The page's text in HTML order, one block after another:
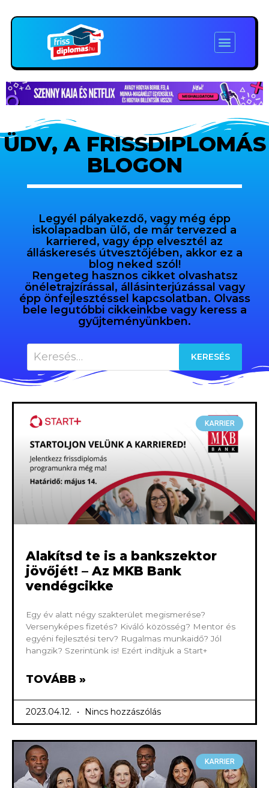
ÜDV, A FRISSDIPLOMÁS
BLOGON
Legyél pályakezdő, vagy még épp
iskolapadban ülő, de már tervezed a
karriered, vagy épp elvesztél az
álláskeresés útvesztőjében, akkor ez a
blog neked szól!
Rengeteg hasznos cikket olvashatsz
önéletrajzírással, állásinterjúzással vagy
épp önfejlesztéssel kapcsolatban. Olvass
bele legutóbbi cikkeinkbe vagy keress a
gyűjteményünkben.
KARRIER
Alakítsd te is a bankszektor
jövőjét! – Az MKB Bank
vendégcikke
Egy év alatt négy szakterület megismerése?
Versenyképes fizetés? Kiváló közösség? Mentor és
egyéni fejlesztési terv? Rugalmas munkaidő? Jól
hangzik? Szerintünk is! Ezért indítjuk a Start+
TOVÁBB »
2023.04.12. Nincs hozzászólás
KARRIER